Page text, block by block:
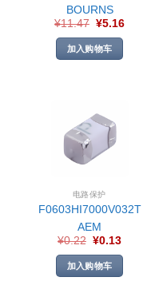
BOURNS
¥11.47 ¥5.16
加入购物车
电路保护
F0603HI7000V032T
AEM
¥0.22 ¥0.13
加入购物车